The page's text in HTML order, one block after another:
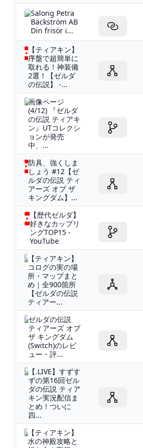
Salong Petra
Bäckström AB
Din frisör i...
【ティアキン】
序盤で超簡単に
取れる！神装備
2選！【ゼルダ
の伝説】 -...
画像ページ
(4/12) 『ゼルダ
の伝説 ティアキ
ン』UTコレクシ
ョンが発売
中、...
防具、強くしま
しょう #12【ゼ
ルダの伝説 ティ
アーズ オブ ザ
キングダム】...
【歴代ゼルダ】
好きなカップリ
ングTOP15 -
YouTube
【ティアキン】
コログの実の場
所・マップまと
め｜全900箇所
【ゼルダの伝説
ティアー...
ゼルダの伝説
ティアーズ オブ
ザ キングダム
(Switch)のレビ
ュー・評...
【.LIVE】すずす
ずの第16回ゼル
ダの伝説 ティア
キン実況配信ま
とめ！ついに
四...
【ティアキン】
水の神殿攻略と